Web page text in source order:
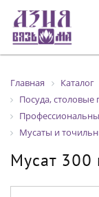
Главная
Каталог
Посуда,
Мусаты и
Мусат 300